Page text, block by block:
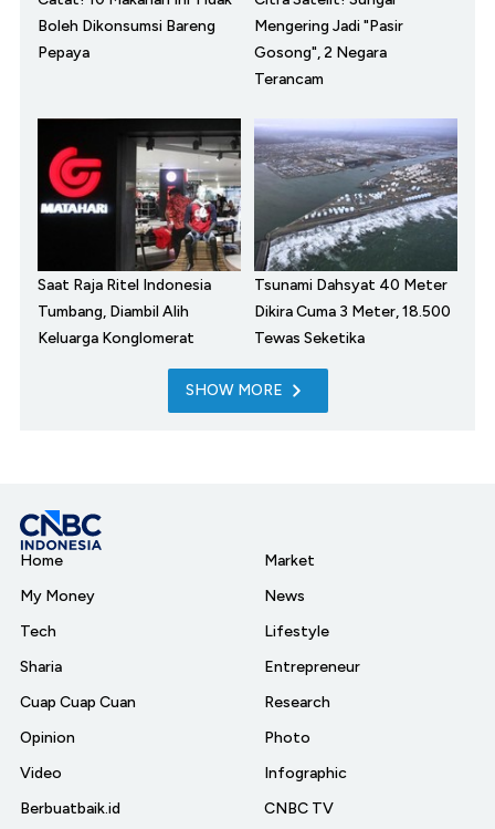
Boleh Dikonsumsi Bareng
Pepaya
Mengering Jadi "Pasir
Gosong", 2 Negara
Terancam
Saat Raja Ritel Indonesia
Tumbang, Diambil Alih
Keluarga Konglomerat
Tsunami Dahsyat 40 Meter
Dikira Cuma 3 Meter, 18.500
Tewas Seketika
SHOW MORE
Home
My Money
Tech
Sharia
Cuap Cuap Cuan
Opinion
Video
Berbuatbaik.id
Market
News
Lifestyle
Entrepreneur
Research
Photo
Infographic
CNBC TV